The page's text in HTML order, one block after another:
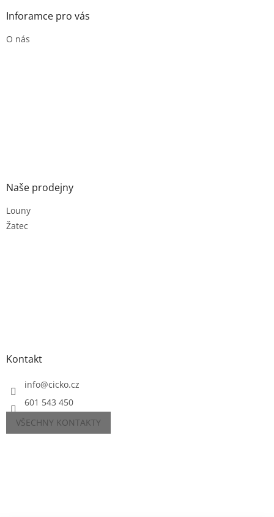
Inforamce pro vás
O nás
Naše prodejny
Louny
Žatec
Kontakt
info@cicko.cz
601 543 450
VŠECHNY KONTAKTY